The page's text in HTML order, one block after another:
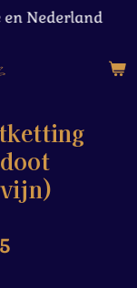
en Nederland